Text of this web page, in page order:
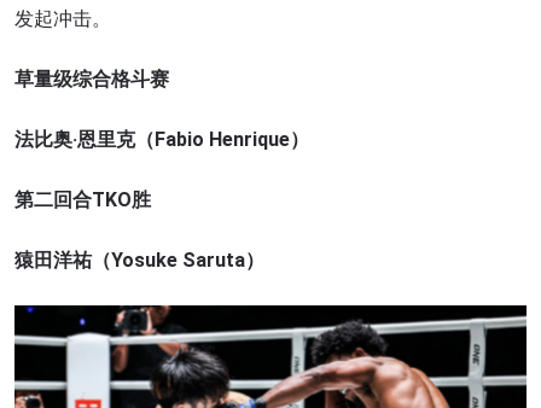
发起冲击。
草量级综合格斗赛
法比奥·恩里克（Fabio Henrique）
第二回合TKO胜
猿田洋祐（Yosuke Saruta）